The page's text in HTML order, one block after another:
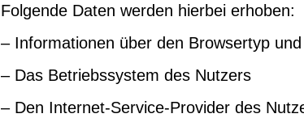
Folgende Daten werden hierbei erhoben:
– Informationen über den Browsertyp
– Das Betriebssystem des Nutzers
– Den Internet-Service-Provider des